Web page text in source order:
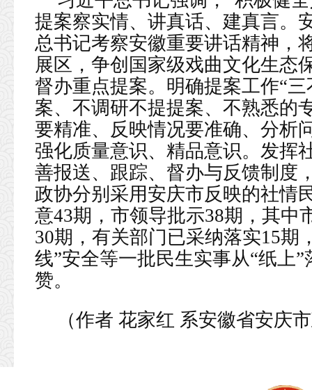
提案察实情、讲真话、建真言。
总书记考察安徽重要讲话精神，
展区，争创国家级戏曲文化生态
督办重点提案。明确提案工作“
案、不调研不提提案、不熟悉的
要精准、反映情况要准确、分析
强化质量意识、精品意识。发挥
善报送、跟踪、督办与反馈制度
政协分别采用安庆市反映的社情
意43期，市领导批示38期，其中
30期，有关部门已采纳落实15期
线”安全等一批民生实事从“纸上
赞。
（作者 花家红 系安徽省安庆